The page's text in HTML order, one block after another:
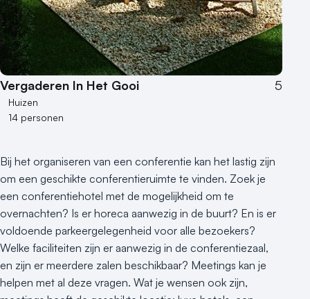
Vergaderen In Het Gooi 5
Huizen
14 personen
Bij het organiseren van een conferentie kan het lastig zijn
om een geschikte conferentieruimte te vinden. Zoek je
een conferentiehotel met de mogelijkheid om te
overnachten? Is er horeca aanwezig in de buurt? En is er
voldoende parkeergelegenheid voor alle bezoekers?
Welke faciliteiten zijn er aanwezig in de conferentiezaal,
en zijn er meerdere zalen beschikbaar? Meetings kan je
helpen met al deze vragen. Wat je wensen ook zijn,